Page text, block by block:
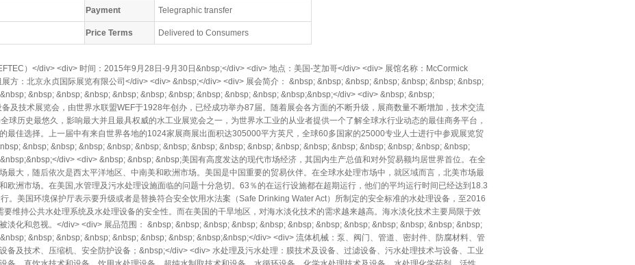
Payment Telegraphic transfer
Price Terms Delivered to Consumers
）</div> <div> 时间：2015年9月28日-9月30日&nbsp;</div> <div> 地点：美国-芝加哥</div> <div> 展馆名称：McCormick
方：北京永贞国际展览有限公司</div> <div> &nbsp;</div> <div> 展会简介： &nbsp; &nbsp; &nbsp; &nbsp; &nbsp; &nbsp; &nbsp;
&nbsp; &nbsp; &nbsp; &nbsp; &nbsp; &nbsp; &nbsp; &nbsp; &nbsp; &nbsp;&nbsp;</div> <div> &nbsp; &nbsp;
及技术展览会，由世界水联盟WEF于1928年创办，已经成功举办87届。随着展会各方面的不断升级，展商数量不断增加，技术交流
球历史最悠久，影响最大并且最具权威的水工业展览会之一，为世界水工业的从业者提供一个了解全球水行业动态的最佳商务平台，
最佳选择。上一届中有来自世界各地的1024家展商展出面积达305000平方英尺，全球60多国家的25000专业人士进行中参观展览贸
&nbsp; &nbsp; &nbsp; &nbsp; &nbsp; &nbsp; &nbsp; &nbsp; &nbsp; &nbsp; &nbsp; &nbsp; &nbsp; &nbsp; &nbsp; &nbsp;
div> <div> &nbsp; &nbsp; &nbsp;美国有高度发达的现代市场经济，其国内生产总值和对外贸易额均居世界首位。在全
最大，随后依次是西太平洋地区、中南美和欧洲市场。美国是中国重要的贸易伙伴。在全球水处理市场中，就区域而言，北美市场最
欧洲市场。在美国,水管理及污水处理设施面临的问题十分急切。63％的在运行设施都在超期运行，他们的平均运行时间已经达到18.3
。美国环境保护厅表示要升级或者是替换符合安全饮用水法案（Safe Drinking Water Act）所制定的安全标准的水处理设备，至2016
维持公共水处理系统及水处理设备的安全性。而在美国的干旱地区，对海水淡化技术的需求越来越高。海水淡化技术主要局限于效
淡化和忽视。</div> <div> 展品范围： &nbsp; &nbsp; &nbsp; &nbsp; &nbsp; &nbsp; &nbsp; &nbsp; &nbsp; &nbsp; &nbsp; &nbsp;
&nbsp; &nbsp; &nbsp; &nbsp; &nbsp; &nbsp; &nbsp;&nbsp;</div> <div> 流体机械：泵、阀门、管道、密封件、防腐材料、管
备及技术、压缩机、安全防护设备；&nbsp;</div> <div> 水处理及污水处理：膜技术及设备、过滤设备、污水处理技术与设备、工业